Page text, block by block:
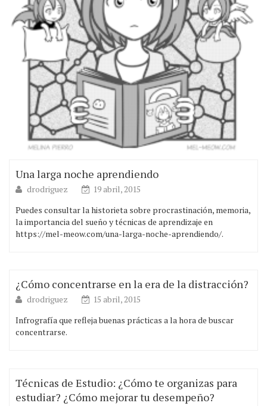
Una larga noche aprendiendo
drodriguez
19 abril, 2015
Puedes consultar la historieta sobre procrastinación, memoria,
la importancia del sueño y técnicas de aprendizaje en
https://mel-meow.com/una-larga-noche-aprendiendo/.
¿Cómo concentrarse en la era de la distracción?
drodriguez
15 abril, 2015
Infrografía que refleja buenas prácticas a la hora de buscar
concentrarse.
Técnicas de Estudio: ¿Cómo te organizas para
estudiar? ¿Cómo mejorar tu desempeño?